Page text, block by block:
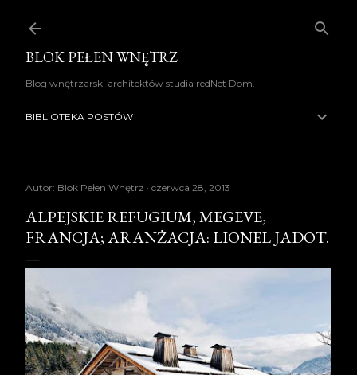
BLOK PEŁEN WNĘTRZ
Blog wnętrzarski architektów studia redNet Dom.
BIBLIOTEKA POSTÓW
Autor: Blok Pełen Wnętrz czerwca 28, 2013
ALPEJSKIE REFUGIUM, MEGEVE,
FRANCJA; ARANŻACJA: LIONEL JADOT.